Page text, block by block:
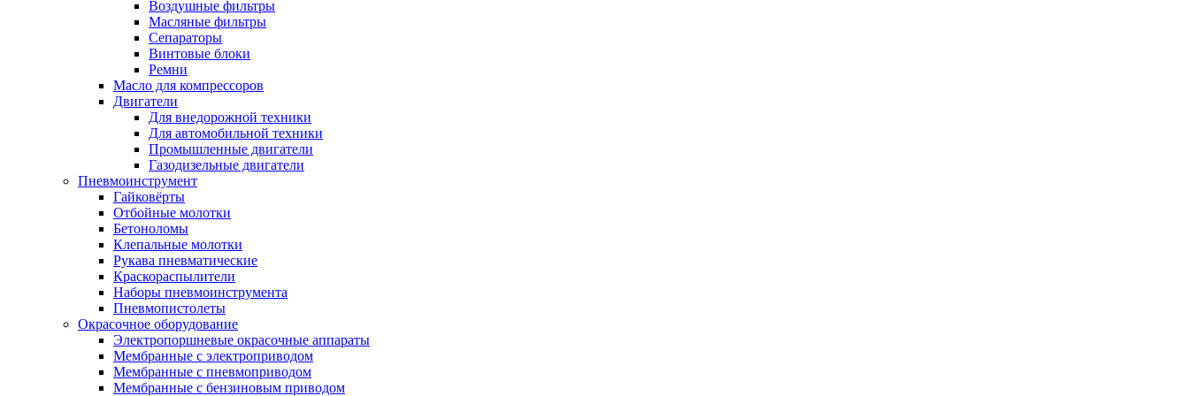
Воздушные фильтры
Масляные фильтры
Сепараторы
Винтовые блоки
Ремни
Масло для компрессоров
Двигатели
Для внедорожной техники
Для автомобильной техники
Промышленные двигатели
Газодизельные двигатели
Пневмоинструмент
Гайковёрты
Отбойные молотки
Бетоноломы
Клепальные молотки
Рукава пневматические
Краскораспылители
Наборы пневмоинструмента
Пневмопистолеты
Окрасочное оборудование
Электропоршневые окрасочные аппараты
Мембранные с электроприводом
Мембранные с пневмоприводом
Мембранные с бензиновым приводом